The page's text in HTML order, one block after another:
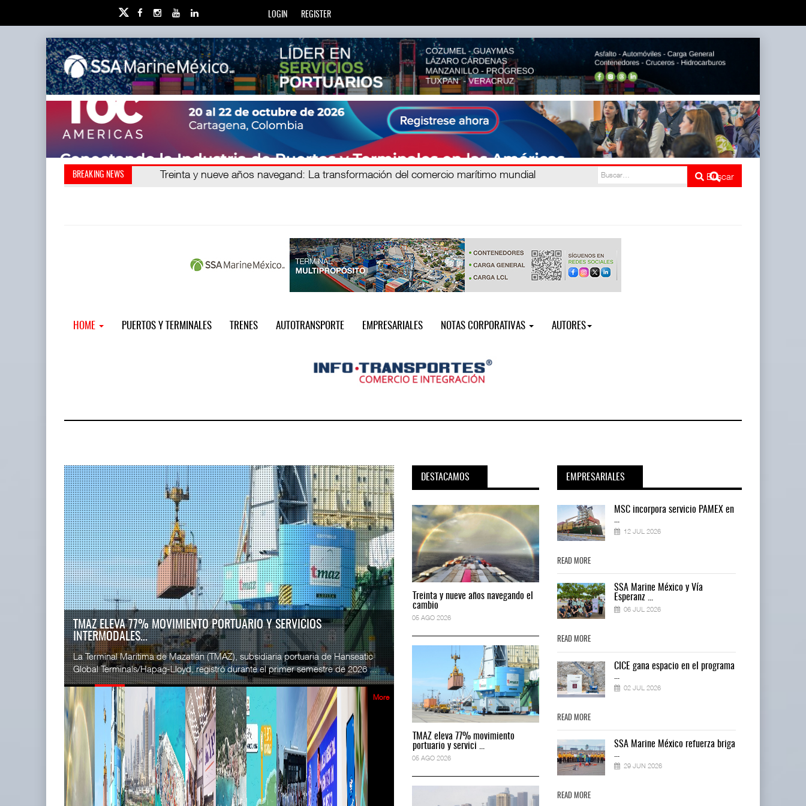
LOGIN REGISTER
BREAKING NEWS Kanasín, evitar crisis ambien
Treinta y nueve años navegand: La transformación del comercio marítimo mundial
Buscar
HOME PUERTOS Y TERMINALES TRENES AUTOTRANSPORTE EMPRESARIALES NOTAS CORPORATIVAS AUTORES
EE.UU. PLANTEA NUEVAS RESTRICCIONES PARA TRIPULACIONES
MEXIC...
La Administración Federal de Ferrocarriles de los Estados Unidos (FRA, por sus
siglas en inglés) propuso nuevas restricciones a las tripulaciones ferr...
More
DESTACAMOS
Treinta y nueve años navegando el
cambio
05 AGO 2026
TMAZ eleva 77% movimiento
portuario y servici ...
05 AGO 2026
Treinta y nueve años navegando el
cambio
05 AGO 2026
TMAZ eleva 77% movimiento
portuario y servici ...
05 AGO 2026
Treinta y nueve años navegando el
cambio
05 AGO 2026
TMAZ eleva 77% movimiento
portuario y servici ...
05 AGO 2026
Treinta y nueve años navegando el
cambio
05 AGO 2026
portuario y servici ...
05 AGO 2026
portuario y servici ...
EMPRESARIALES
MSC incorpora servicio PAMEX en
...
12 JUL 2026
READ MORE
SSA Marine México y Vía
Esperanz ...
06 JUL 2026
READ MORE
CICE gana espacio en el programa
...
02 JUL 2026
READ MORE
SSA Marine México refuerza briga
...
29 JUN 2026
READ MORE
MSC incorpora servicio PAMEX en
...
12 JUL 2026
READ MORE
Esperanz ...
06 JUL 2026
READ MORE
CICE gana espacio en el programa
02 JUL 2026
SSA Marine México refuerza briga
...
MSC incorpora servicio PAMEX en
12 JUL 2026
READ MORE
SSA Marine México y Vía
Esperanz ...
06 JUL 2026
READ MORE
CICE gana espacio en el programa
02 JUL 2026
READ MORE
SSA Marine México refuerza briga
...
29 JUN 2026
READ MORE